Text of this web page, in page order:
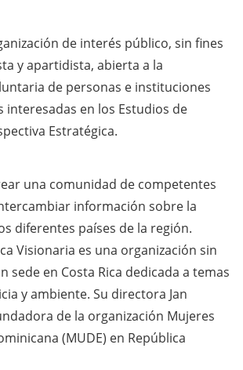
de interés público, sin fines
y apartidista, abierta a la
de personas e instituciones
interesadas en los Estudios de
Estratégica.
una comunidad de competentes
información sobre la
diferentes países de la región.
Visionaria es una organización sin
sede en Costa Rica dedicada a temas
y ambiente. Su directora Jan
de la organización Mujeres
(MUDE) en República